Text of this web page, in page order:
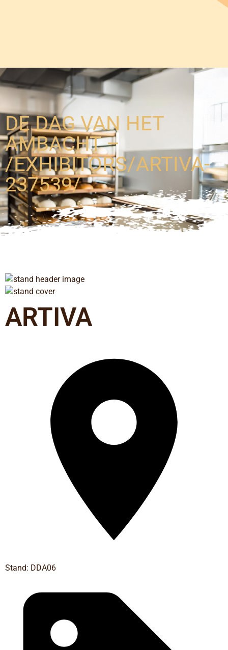
DE DAG VAN HET
AMBACHT –
/EXHIBITORS/ARTIVA-
237539/
ARTIVA
Stand: DDA06